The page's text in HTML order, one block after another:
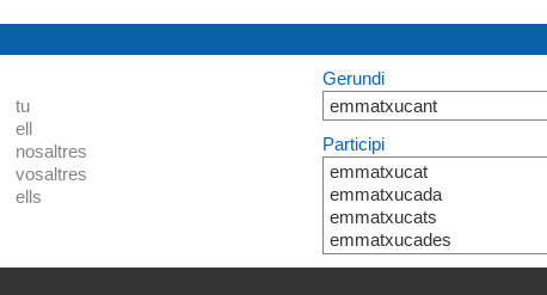
tu
ell
nosaltres
vosaltres
ells
Gerundi
emmatxucant
Participi
emmatxucat
emmatxucada
emmatxucats
emmatxucades